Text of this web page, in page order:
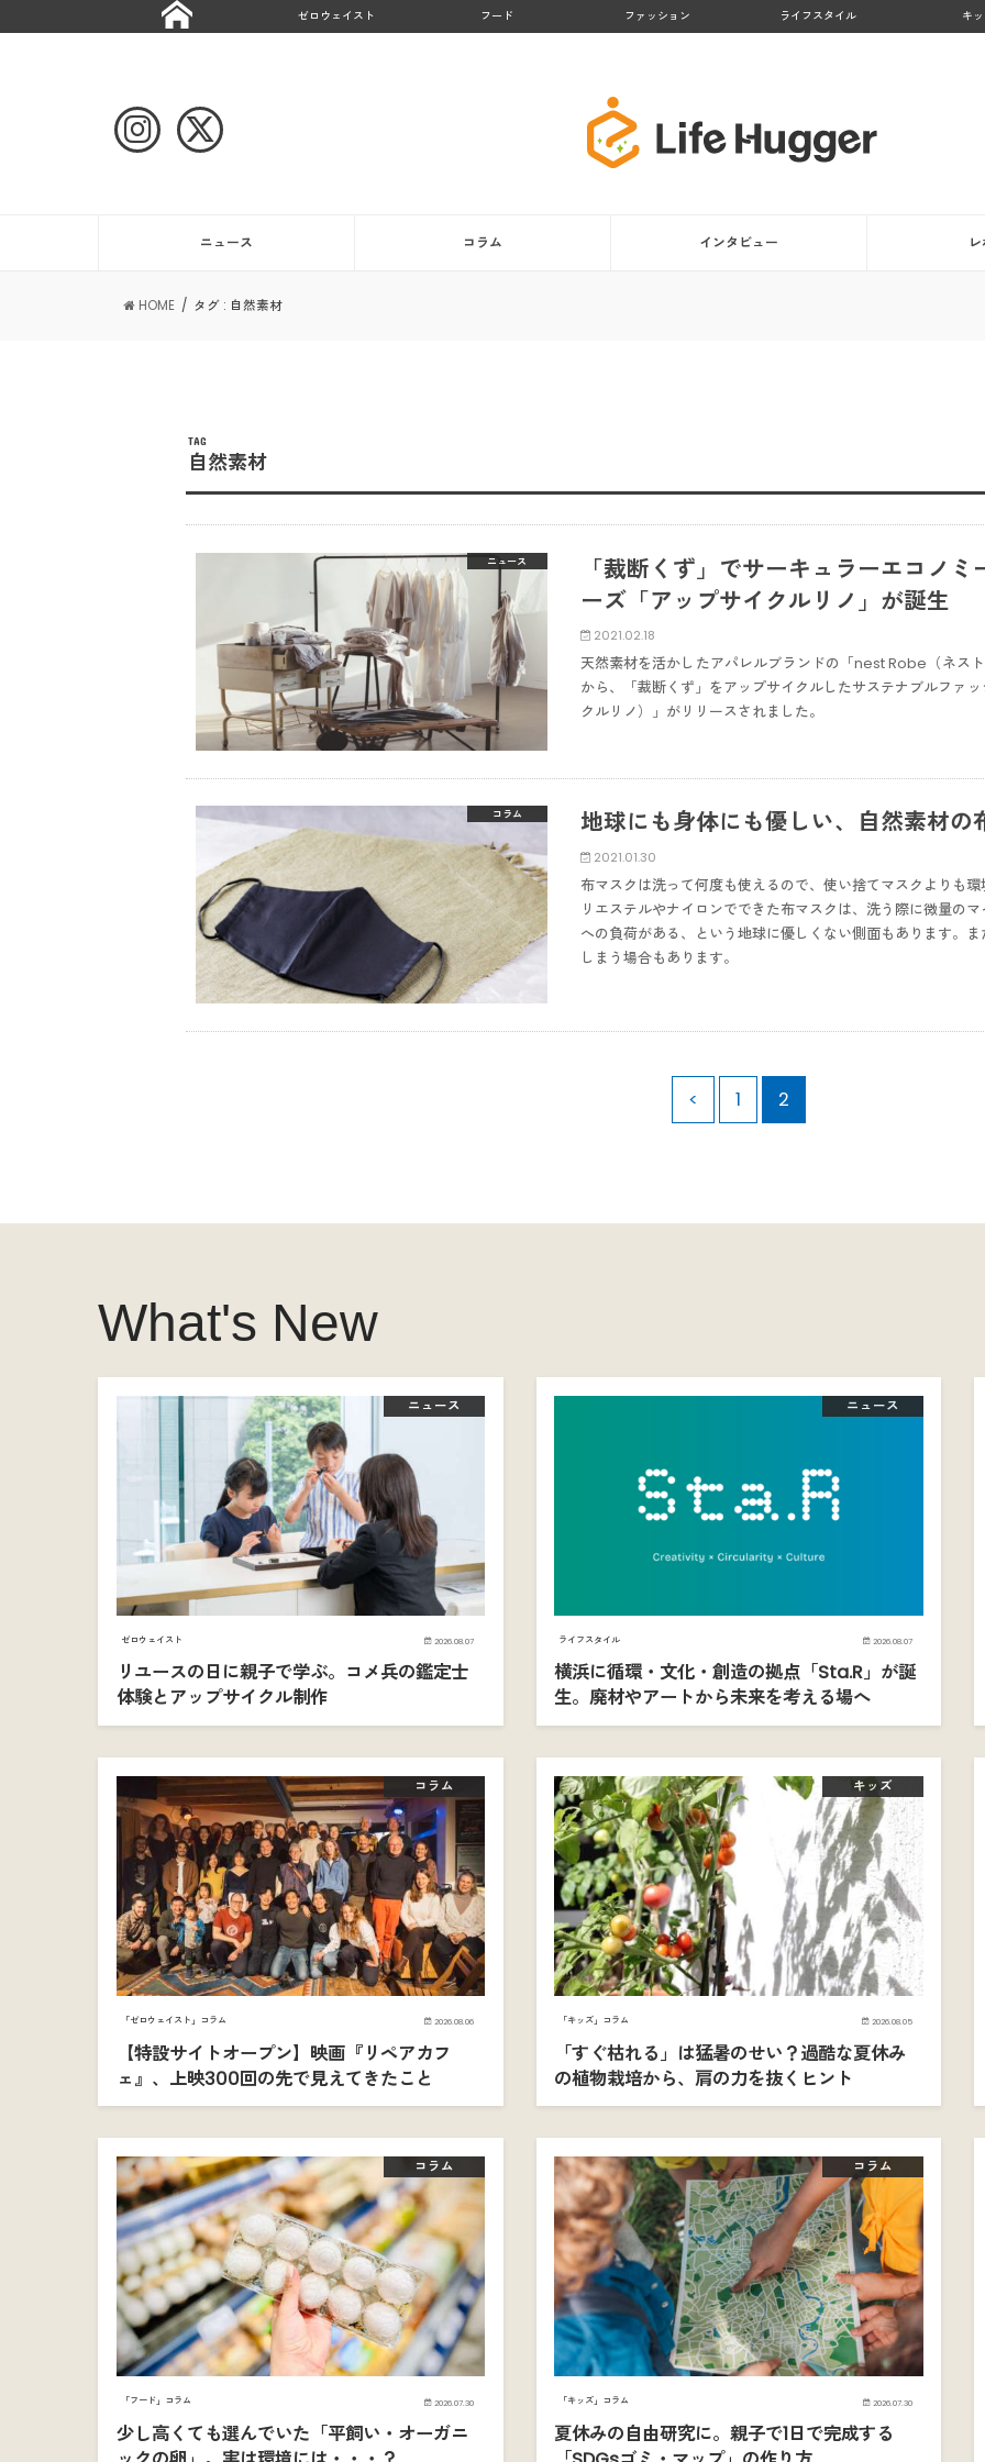
ゼロウェイスト フード ファッション ライフスタイル キ
ニュース コラム インタビュー
HOME タグ : 自然素材
TAG
自然素材
ニュース
「裁断くず」でサーキュラーエコノ
ーズ「アップサイクルリノ」が誕生
2021.02.18
天然素材を活かしたアパレルブランドの「nest Robe（ネス
から、「裁断くず」をアップサイクルしたサステナブルファ
クルリノ）」がリリースされました。
コラム 地球にも身体にも優しい、自然素材の
2021.01.30
布マスクは洗って何度も使えるので、使い捨てマスクよりも
リエステルやナイロンでできた布マスクは、洗う際に微量の
への負荷がある、という地球に優しくない側面もあります。
しまう場合もあります。
< 1 2
What's New
ニュース
ゼロウェイスト 2026.08.07
リユースの日に親子で学ぶ。コメ兵の鑑定士
体験とアップサイクル制作
ニュース
ライフスタイル 2026.08.07
横浜に循環・文化・創造の拠点「Sta.R」が誕
生。廃材やアートから未来を考える場へ
コラム
「ゼロウェイスト」コラム 2026.08.06
【特設サイトオープン】映画『リペアカフ
ェ』、上映300回の先で見えてきたこと
キッズ
「キッズ」コラム 2026.08.05
「すぐ枯れる」は猛暑のせい？過酷な夏休み
の植物栽培から、肩の力を抜くヒント
コラム
「フード」コラム 2026.07.30
少し高くても選んでいた「平飼い・オーガニ
コラム
「キッズ」コラム 2026.07.30
夏休みの自由研究に。親子で1日で完成する